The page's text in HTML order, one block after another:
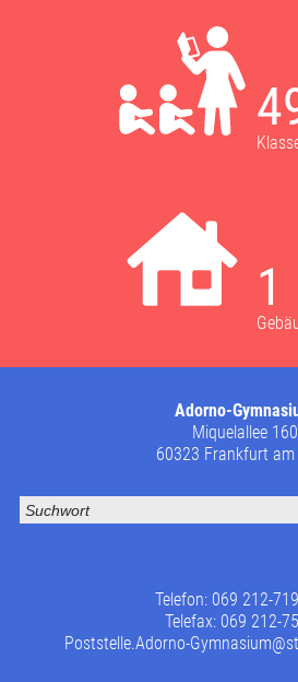
1
Adorno-
Miquelallee 160
60323 Frankfurt am
Telefon: 069 212-
Telefax: 069 212-
Poststelle.Adorno-